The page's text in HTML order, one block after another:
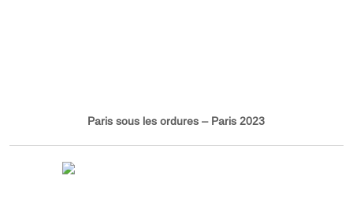
Paris sous les ordures – Paris 2023